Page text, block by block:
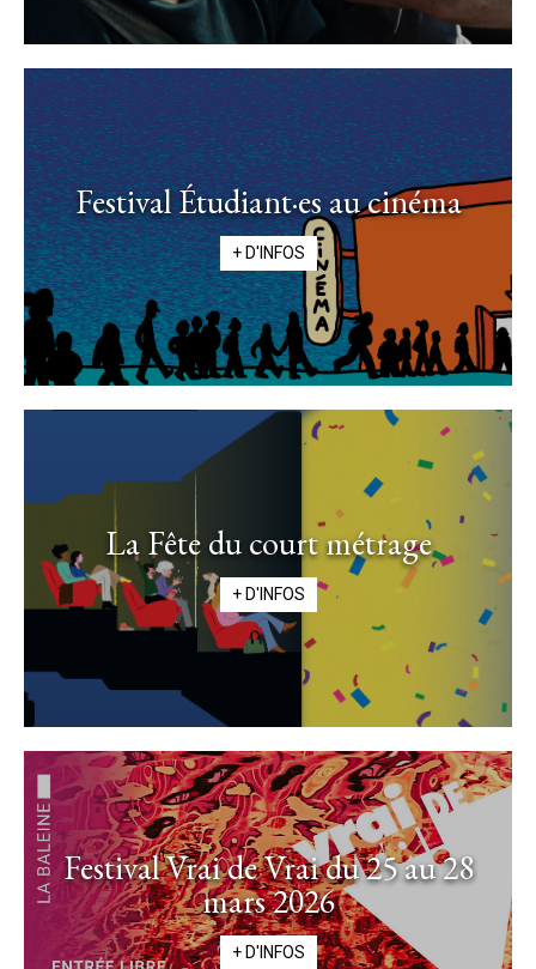
Festival Étudiant·es au cinéma
+ D'INFOS
La Fête du court métrage
+ D'INFOS
Festival Vrai de Vrai du 25 au 28
mars 2026
+ D'INFOS